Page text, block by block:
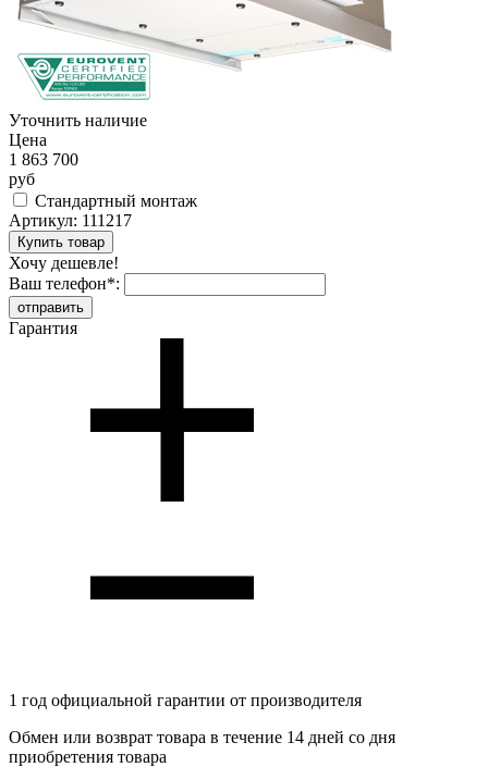
Уточнить наличие
Цена
1 863 700
руб
Стандартный монтаж
Артикул: 111217
Хочу дешевле!
Ваш телефон*:
Гарантия
1 год официальной гарантии от производителя
Обмен или возврат товара в течение 14 дней со дня
приобретения товара